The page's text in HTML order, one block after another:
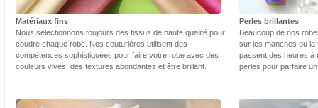
Matériaux fins
Nous sélectionnons toujours des tissus de haute qualité pour
coudre chaque robe. Nos couturières utilisent des
compétences sophistiquées pour faire votre robe avec des
couleurs vives, des textures abondantes et être brillant.
Perles brillantes
Beaucoup de nos
sur les manches ou la
passent des heures à
perles pour parfaire